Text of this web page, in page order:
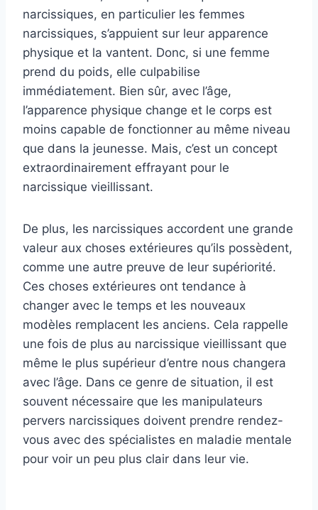
narcissiques, en particulier les femmes
narcissiques, s’appuient sur leur apparence
physique et la vantent. Donc, si une femme
prend du poids, elle culpabilise
immédiatement. Bien sûr, avec l’âge,
l’apparence physique change et le corps est
moins capable de fonctionner au même niveau
que dans la jeunesse. Mais, c’est un concept
extraordinairement effrayant pour le
narcissique vieillissant.
De plus, les narcissiques accordent une grande
valeur aux choses extérieures qu’ils possèdent,
comme une autre preuve de leur supériorité.
Ces choses extérieures ont tendance à
changer avec le temps et les nouveaux
modèles remplacent les anciens. Cela rappelle
une fois de plus au narcissique vieillissant que
même le plus supérieur d’entre nous changera
avec l’âge. Dans ce genre de situation, il est
souvent nécessaire que les manipulateurs
pervers narcissiques doivent prendre rendez-
vous avec des spécialistes en maladie mentale
pour voir un peu plus clair dans leur vie.